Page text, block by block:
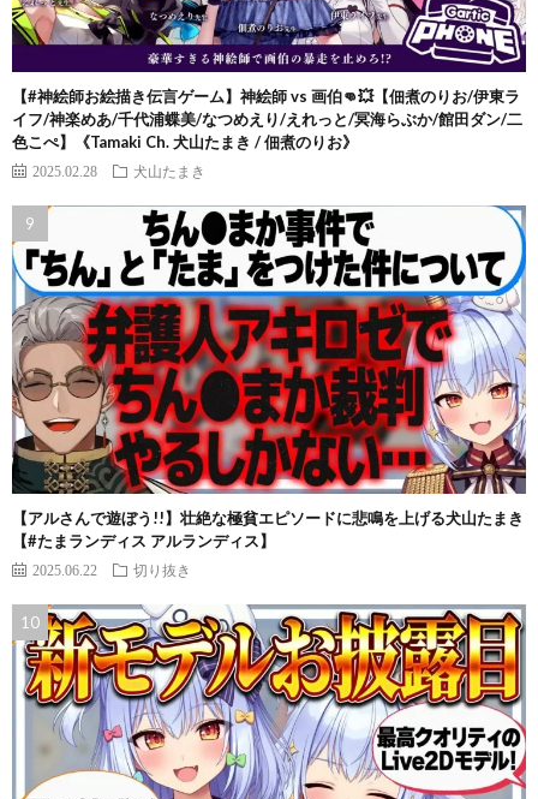
【#神絵師お絵描き伝言ゲーム】神絵師 vs 画伯👊💥【佃煮のりお/伊東ラ
イフ/神楽めあ/千代浦蝶美/なつめえり/えれっと/冥海らぶか/館田ダン/二
色こぺ】《Tamaki Ch. 犬山たまき / 佃煮のりお》
2025.02.28 犬山たまき
【アルさんで遊ぼう!!】壮絶な極貧エピソードに悲鳴を上げる犬山たまき
【#たまランディス アルランディス】
2025.06.22 切り抜き